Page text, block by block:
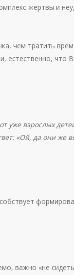
жертвы и
чем тратить
естественно, что
уже взрослых
«Ой, да они же
важно «не